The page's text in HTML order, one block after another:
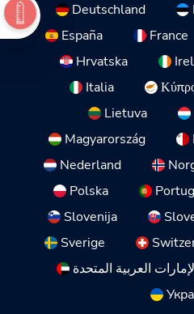
Deutschland
España
France
Hrvatska
Italia
Lietuva
Magyarország
Nederland
Polska
Slovenija
Sverige
العربية المتحدة